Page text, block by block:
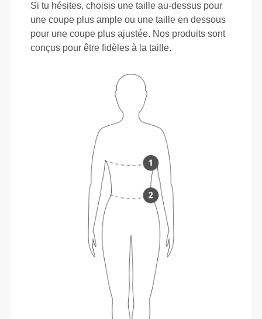
Si tu hésites, choisis une taille au-dessus pour
une coupe plus ample ou une taille en dessous
pour une coupe plus ajustée. Nos produits sont
conçus pour être fidèles à la taille.